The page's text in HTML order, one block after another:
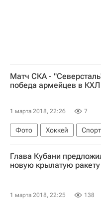
Матч СКА -
победа армейцев в КХЛ
1 марта 2018, 22:26 7
Фото Хоккей Спорт
Северсталь
СКА
Глава Кубани
новую крылатую
1 марта 2018, 22:25 138